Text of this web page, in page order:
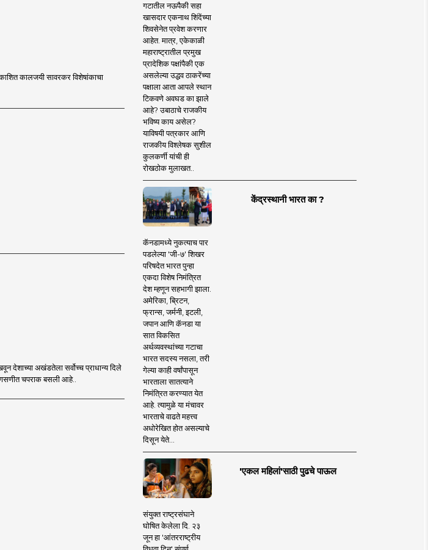
कालजयी सावरकर विशेषांकाचा
राजकारणाला यामुळे सणसणीत चपराक बसली आहे..
गटातील नऊपैकी सहा
खासदार एकनाथ शिंदेंच्या
शिवसेनेत प्रवेश करणार
आहेत. मात्र, एकेकाळी
महाराष्ट्रातील प्रमुख
प्रादेशिक पक्षांपैकी एक
असलेल्या उद्धव ठाकरेंच्या
पक्षाला आता आपले स्थान
टिकवणे अवघड का झाले
आहे? उबाठाचे राजकीय
भविष्य काय असेल?
याविषयी पत्रकार आणि
राजकीय विश्लेषक सुशील
कुलकर्णी यांची ही
रोखठोक मुलाखत..
केंद्रस्थानी भारत का ?
कॅनडामध्ये नुकत्याच पार
पडलेल्या 'जी-७' शिखर
परिषदेत भारत पुन्हा
एकदा विशेष निमंत्रित
देश म्हणून सहभागी झाला.
अमेरिका, ब्रिटन,
फ्रान्स, जर्मनी, इटली,
जपान आणि कॅनडा या
सात विकसित
अर्थव्यवस्थांच्या गटाचा
भारत सदस्य नसला, तरी
गेल्या काही वर्षांपासून
भारताला सातत्याने
निमंत्रित करण्यात येत
आहे. त्यामुळे या मंचावर
भारताचे वाढते महत्त्व
अधोरेखित होत असल्याचे
दिसून येते...
'एकल महिलां'साठी पुढचे पाऊल
संयुक्त राष्ट्रसंघाने
घोषित केलेला दि. २३
जून हा 'आंतरराष्ट्रीय